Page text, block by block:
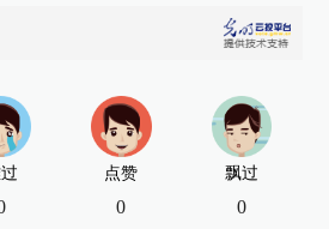
点赞
0
飘过
0